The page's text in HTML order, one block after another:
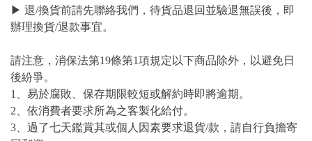
▶ 退/換貨前請先聯絡我們，待貨品退回並驗退無誤後，即
辦理換貨/退款事宜。
請注意，消保法第19條第1項規定以下商品除外，以避免日
後紛爭。
1、易於腐敗、保存期限較短或解約時即將逾期。
2、依消費者要求所為之客製化給付。
3、過了七天鑑賞其或個人因素要求退貨/款，請自行負擔寄